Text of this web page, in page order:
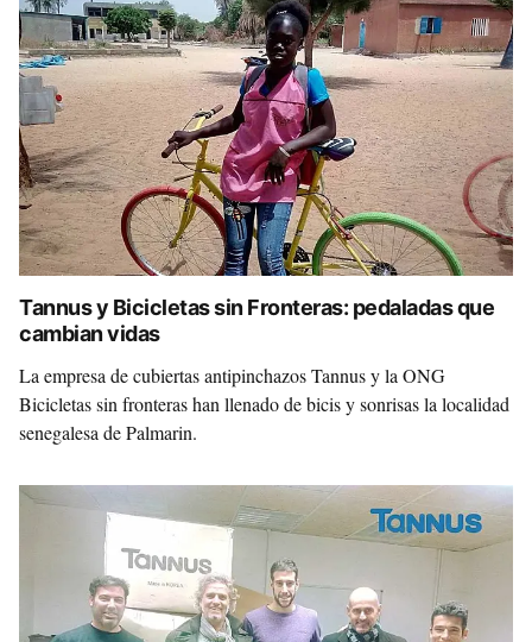
Tannus y Bicicletas sin Fronteras: pedaladas que
cambian vidas
La empresa de cubiertas antipinchazos Tannus y la ONG
Bicicletas sin fronteras han llenado de bicis y sonrisas la localidad
senegalesa de Palmarin.